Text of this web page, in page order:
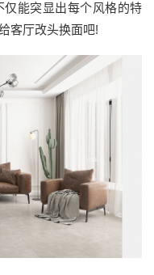
能突显出每个风格的特
客厅改头换面吧!